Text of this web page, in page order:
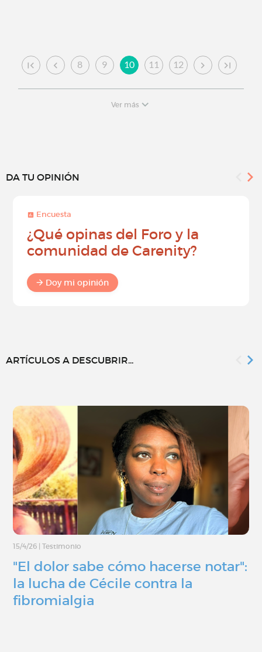
8 9 10 11 12
Ver más
DA TU OPINIÓN
Encuesta
¿Qué opinas del Foro y la
comunidad de Carenity?
Doy mi opinión
ARTÍCULOS A DESCUBRIR...
15/4/26 | Testimonio
"El dolor sabe cómo hacerse notar":
la lucha de Cécile contra la
fibromialgia